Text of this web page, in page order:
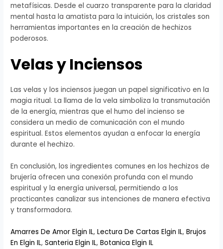
metafísicas. Desde el cuarzo transparente para la claridad
mental hasta la amatista para la intuición, los cristales son
herramientas importantes en la creación de hechizos
poderosos.
Velas y Inciensos
Las velas y los inciensos juegan un papel significativo en la
magia ritual. La llama de la vela simboliza la transmutación
de la energía, mientras que el humo del incienso se
considera un medio de comunicación con el mundo
espiritual. Estos elementos ayudan a enfocar la energía
durante el hechizo.
En conclusión, los ingredientes comunes en los hechizos de
brujería ofrecen una conexión profunda con el mundo
espiritual y la energía universal, permitiendo a los
practicantes canalizar sus intenciones de manera efectiva
y transformadora.
Amarres De Amor Elgin IL,Lectura De Cartas Elgin IL,Brujos
En Elgin IL,Santeria Elgin IL,Botanica Elgin IL